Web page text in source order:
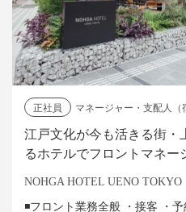
正社員
マネージャー・支配人（
江戸文化が今も活きる街
るホテルでフロントマネー
NOHGA HOTEL UENO TOKYO
◾フロント業務全般 ・接客 ・